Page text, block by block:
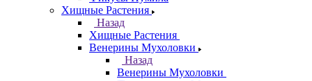
Хищные Растения
Назад
Хищные Растения
Венерины Мухоловки
Назад
Венерины Мухоловки